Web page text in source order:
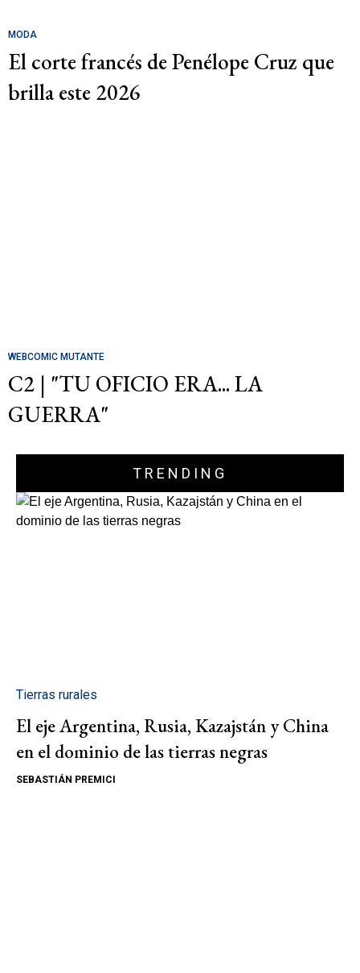
MODA
El corte francés de Penélope Cruz que
brilla este 2026
WEBCOMIC MUTANTE
C2 | "TU OFICIO ERA... LA
GUERRA"
TRENDING
Tierras rurales
El eje Argentina, Rusia, Kazajstán y China
en el dominio de las tierras negras
SEBASTIÁN PREMICI